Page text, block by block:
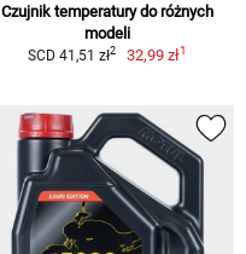
Czujnik temperatury do różnych
modeli
SCD 41,51 zł2 32,99 zł1